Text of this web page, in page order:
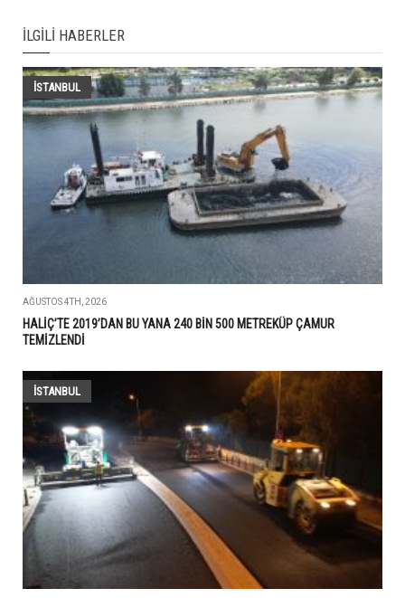
İLGILI HABERLER
İSTANBUL
AĞUSTOS 4TH, 2026
HALİÇ’TE 2019’DAN BU YANA 240 BİN 500 METREKÜP ÇAMUR
TEMİZLENDİ
İSTANBUL